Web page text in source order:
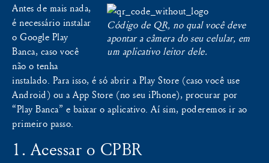
Código de QR, no qual você deve
apontar a câmera do seu celular, em
um aplicativo leitor dele.
Antes de mais nada,
é necessário instalar
o Google Play
Banca, caso você
não o tenha
instalado. Para isso, é só abrir a Play Store (caso você use
Android) ou a App Store (no seu iPhone), procurar por
“Play Banca” e baixar o aplicativo. Aí sim, poderemos ir ao
primeiro passo.
1. Acessar o CPBR